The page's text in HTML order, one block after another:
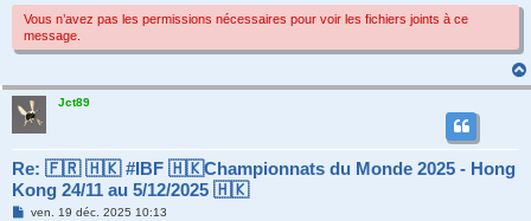
Vous n’avez pas les permissions nécessaires pour voir les fichiers joints à ce
message.
Jct89
Re: 🇫🇷 🇭🇰 #IBF 🇭🇰Championnats du Monde 2025 - Hong
Kong 24/11 au 5/12/2025 🇭🇰
Mven. 19 déc. 2025 10:13